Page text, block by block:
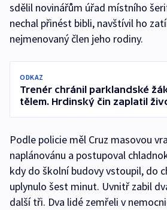
sdělil novinářům úřad místního
nechal přinést bibli, navštívil ho
nejmenovaný člen jeho rodiny.
ODKAZ
Trenér chránil parklandské
tělem. Hrdinský čin zaplatil
Podle policie měl Cruz masovou
naplánovánu a postupoval
kdy do školní budovy vstoupil, do
uplynulo šest minut. Uvnitř zabil
další tři. Dva lidé zemřeli v